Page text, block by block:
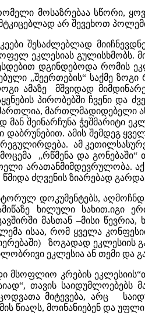
მოსაზრებაა სწორი,
არ შევეხოთ
შესაძლებლად
ეკლესიას გულისხმობს.
დგინდებოდა რომის
„შეერთების“ საქმე
ამაზე მშვიდად
პირობებში ჩვენი
მართლმადიდებელი
შეინარჩუნა ჭეშმარიტი
დაბრუნებით. ამის შემდეგ
ამ
„რწმენა და
არათანმიმდევრულობა.
წმიდა ძღვენის ზიარებად
დოკუმენტებს,
ხილული სახით.იგი
მასთან –მისი
ისაა, რომ ყველა
ზოგადად ეკლესიის
ეკლესია ან თემი და
მსოფლიო კრების
თავის
მიტევება, არც
წიაღს, მოინანიებენ და